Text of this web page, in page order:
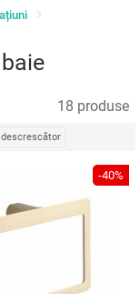
18 produse
-40%